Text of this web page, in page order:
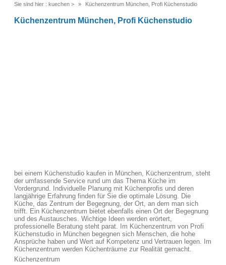
Sie sind hier : kuechen > Küchenzentrum München, Profi Küchenstudio
Küchenzentrum München, Profi Küchenstudio
bei einem Küchenstudio kaufen in München, Küchenzentrum, steht
der umfassende Service rund um das Thema Küche im
Vordergrund. Individuelle Planung mit Küchenprofis und deren
langjährige Erfahrung finden für Sie die optimale Lösung. Die
Küche, das Zentrum der Begegnung, der Ort, an dem man sich
trifft. Ein Küchenzentrum bietet ebenfalls einen Ort der Begegnung
und des Austausches. Wichtige Ideen werden erörtert,
professionelle Beratung steht parat. Im Küchenzentrum von Profi
Küchenstudio in München begegnen sich Menschen, die hohe
Ansprüche haben und Wert auf Kompetenz und Vertrauen legen. Im
Küchenzentrum werden Küchenträume zur Realität gemacht.
Küchenzentrum